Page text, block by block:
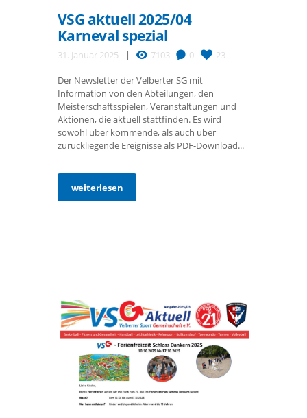
VSG aktuell 2025/04
Karneval spezial
31. Januar 2025 7103 0 23
Der Newsletter der Velberter SG mit
Information von den Abteilungen, den
Meisterschaftsspielen, Veranstaltungen und
Aktionen, die aktuell stattfinden. Es wird
sowohl über kommende, als auch über
zurückliegende Ereignisse als PDF-Download...
weiterlesen